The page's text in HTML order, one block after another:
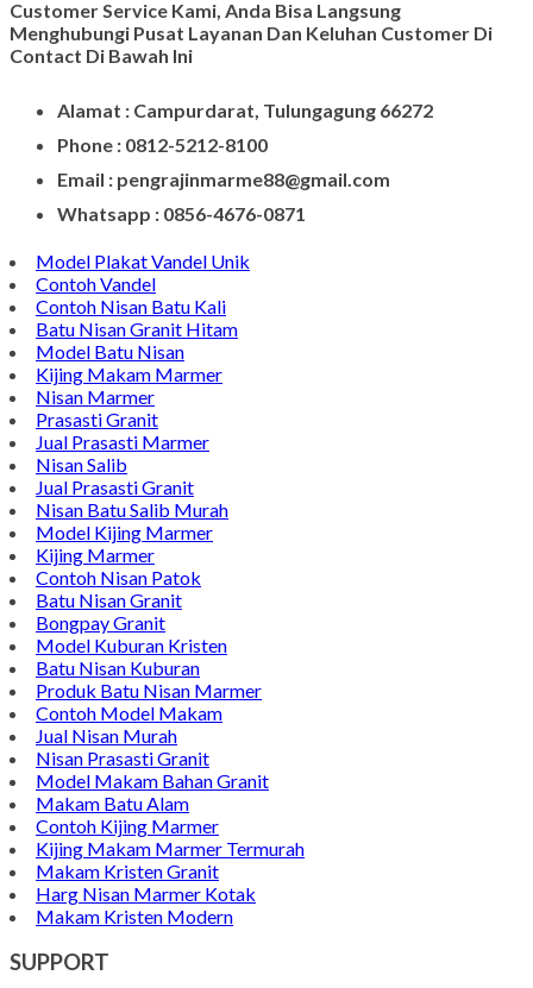
Prasasti untuk Peresmian Masjid
Prasasti Marmer
Prasasti dari Marmer
Meja Makan Marmer
Meja Marmer Bulat
Vandel Kenang - Kenangan
CONTACT INFO
Jika Anda Merasa Kesulitan Untuk Menghubungi
Customer Service Kami, Anda Bisa Langsung
Menghubungi Pusat Layanan Dan Keluhan Customer Di
Contact Di Bawah Ini
Alamat : Campurdarat, Tulungagung 66272
Phone : 0812-5212-8100
Email : pengrajinmarme88@gmail.com
Whatsapp : 0856-4676-0871
Model Plakat Vandel Unik
Contoh Vandel
Contoh Nisan Batu Kali
Batu Nisan Granit Hitam
Model Batu Nisan
Kijing Makam Marmer
Nisan Marmer
Prasasti Granit
Jual Prasasti Marmer
Nisan Salib
Jual Prasasti Granit
Nisan Batu Salib Murah
Model Kijing Marmer
Kijing Marmer
Contoh Nisan Patok
Batu Nisan Granit
Bongpay Granit
Model Kuburan Kristen
Batu Nisan Kuburan
Produk Batu Nisan Marmer